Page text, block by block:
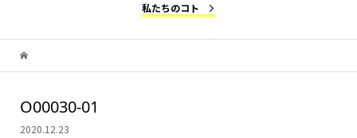
私たちのコト
O00030-01
2020.12.23